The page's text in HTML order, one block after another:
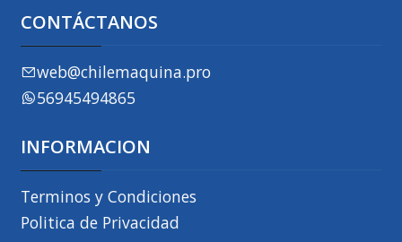
CONTÁCTANOS
web@chilemaquina.pro
56945494865
INFORMACION
Terminos y Condiciones
Politica de Privacidad